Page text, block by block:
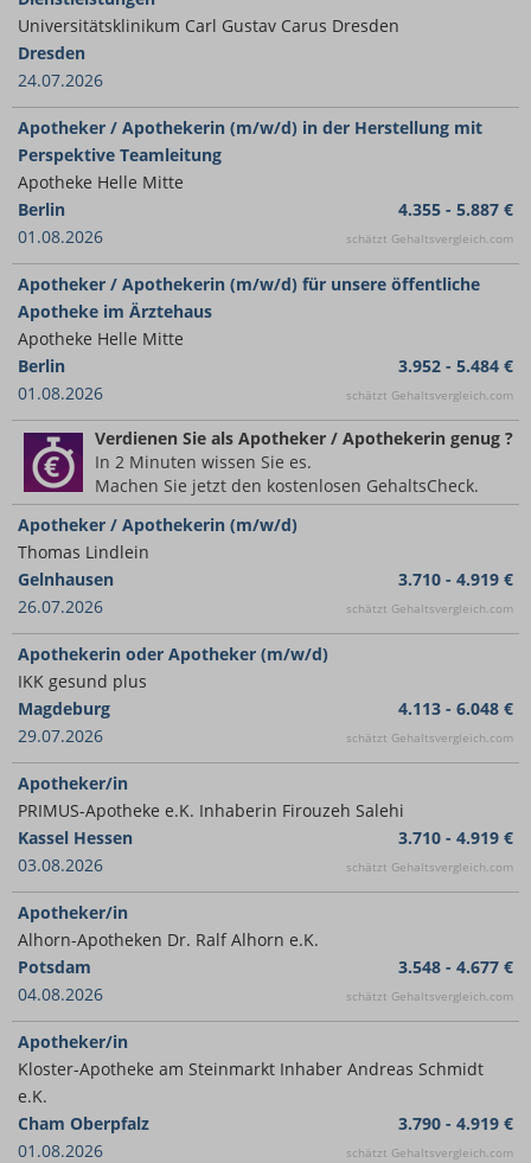
Universitätsklinikum Carl Gustav Carus Dresden
Dresden
24.07.2026
Apotheker / Apothekerin (m/w/d) in der Herstellung mit
Perspektive Teamleitung
Apotheke Helle Mitte
Berlin
01.08.2026
4.355 - 5.887 €
schätzt Gehaltsvergleich.com
Apotheker / Apothekerin (m/w/d) für unsere öffentliche
Apotheke im Ärztehaus
Apotheke Helle Mitte
Berlin
01.08.2026
3.952 - 5.484 €
schätzt Gehaltsvergleich.com
Verdienen Sie als Apotheker / Apothekerin genug ?
In 2 Minuten wissen Sie es.
Machen Sie jetzt den kostenlosen GehaltsCheck.
Apotheker / Apothekerin (m/w/d)
Thomas Lindlein
Gelnhausen
26.07.2026
3.710 - 4.919 €
schätzt Gehaltsvergleich.com
Apothekerin oder Apotheker (m/w/d)
IKK gesund plus
Magdeburg
29.07.2026
4.113 - 6.048 €
schätzt Gehaltsvergleich.com
Apotheker/in
PRIMUS-Apotheke e.K. Inhaberin Firouzeh Salehi
Kassel Hessen
03.08.2026
3.710 - 4.919 €
schätzt Gehaltsvergleich.com
Apotheker/in
Alhorn-Apotheken Dr. Ralf Alhorn e.K.
Potsdam
04.08.2026
3.548 - 4.677 €
schätzt Gehaltsvergleich.com
Apotheker/in
Kloster-Apotheke am Steinmarkt Inhaber Andreas Schmidt
e.K.
Cham Oberpfalz
01.08.2026
3.790 - 4.919 €
schätzt Gehaltsvergleich.com